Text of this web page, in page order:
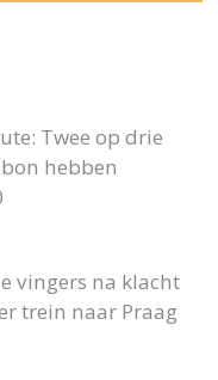
Twee op drie
hebben
vingers na klacht
trein naar Praag